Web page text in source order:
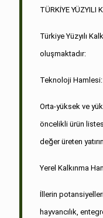
TÜRKİYE YÜZYILI
Türkiye Yüzyılı
oluşmaktadır:
Teknoloji Hamlesi:
Orta-yüksek ve
öncelikli ürün
değer üreten
Yerel Kalkınma
İllerin
hayvancılık,